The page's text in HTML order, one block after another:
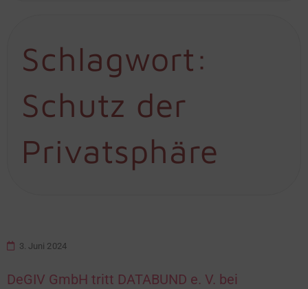
Schlagwort:
Schutz der
Privatsphäre
3. Juni 2024
DeGIV GmbH tritt DATABUND e. V. bei